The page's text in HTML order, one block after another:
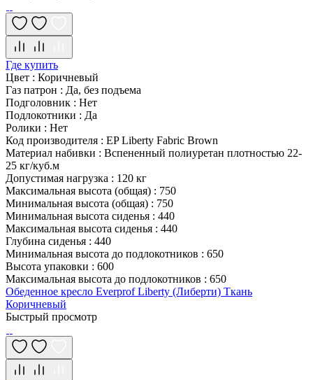
Где купить
Цвет : Коричневый
Газ патрон : Да, без подъема
Подголовник : Нет
Подлокотники : Да
Ролики : Нет
Код производителя : EP Liberty Fabric Brown
Материал набивки : Вспененный полиуретан плотностью 22-
25 кг/куб.м
Допустимая нагрузка : 120 кг
Максимальная высота (общая) : 750
Минимальная высота (общая) : 750
Минимальная высота сиденья : 440
Максимальная высота сиденья : 440
Глубина сиденья : 440
Минимальная высота до подлокотников : 650
Высота упаковки : 600
Максимальная высота до подлокотников : 650
Обеденное кресло Everprof Liberty (Либерти) Ткань
Коричневый
Быстрый просмотр